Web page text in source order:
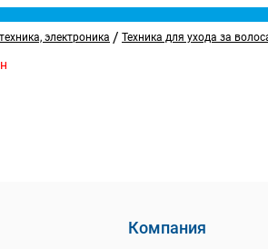
электроника / Техника для ухода за
Компания